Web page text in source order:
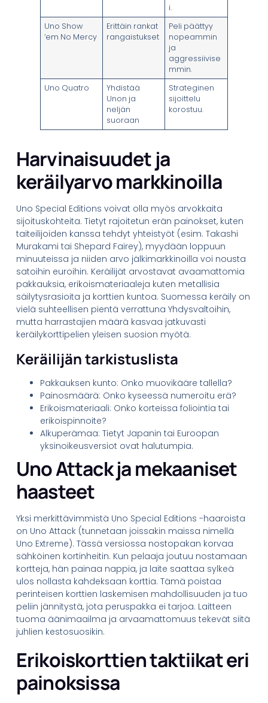
i.
Uno Show
’em No Mercy
Erittäin rankat
rangaistukset
Peli päättyy
nopeammin
ja
aggressiivise
mmin.
Uno Quatro
Yhdistää
Unon ja
neljän
suoraan
Strateginen
sijoittelu
korostuu.
Harvinaisuudet ja
keräilyarvo markkinoilla
Uno Special Editions voivat olla myös arvokkaita
sijoituskohteita. Tietyt rajoitetun erän painokset, kuten
taiteilijoiden kanssa tehdyt yhteistyöt (esim. Takashi
Murakami tai Shepard Fairey), myydään loppuun
minuuteissa ja niiden arvo jälkimarkkinoilla voi nousta
satoihin euroihin. Keräilijät arvostavat avaamattomia
pakkauksia, erikoismateriaaleja kuten metallisia
säilytysrasioita ja korttien kuntoa. Suomessa keräily on
vielä suhteellisen pientä verrattuna Yhdysvaltoihin,
mutta harrastajien määrä kasvaa jatkuvasti
keräilykorttipelien yleisen suosion myötä.
Keräilijän tarkistuslista
Pakkauksen kunto: Onko muovikääre tallella?
Painosmäärä: Onko kyseessä numeroitu erä?
Erikoismateriaali: Onko korteissa foliointia tai
erikoispinnoite?
Alkuperämaa: Tietyt Japanin tai Euroopan
yksinoikeusversiot ovat halutumpia.
Uno Attack ja mekaaniset
haasteet
Yksi merkittävimmistä Uno Special Editions -haaroista
on Uno Attack (tunnetaan joissakin maissa nimellä
Uno Extreme). Tässä versiossa nostopakan korvaa
sähköinen kortinheitin. Kun pelaaja joutuu nostamaan
kortteja, hän painaa nappia, ja laite saattaa sylkeä
ulos nollasta kahdeksaan korttia. Tämä poistaa
perinteisen korttien laskemisen mahdollisuuden ja tuo
peliin jännitystä, jota peruspakka ei tarjoa. Laitteen
tuoma äänimaailma ja arvaamattomuus tekevät siitä
juhlien kestosuosikin.
Erikoiskorttien taktiikat eri
painoksissa